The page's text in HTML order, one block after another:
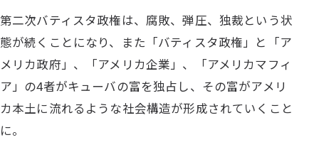
第二次バティスタ政権は、腐敗、弾圧、独裁という状
態が続くことになり、また「バティスタ政権」と「ア
メリカ政府」、「アメリカ企業」、「アメリカマフィ
ア」の4者がキューバの富を独占し、その富がアメリ
カ本土に流れるような社会構造が形成されていくこと
に。